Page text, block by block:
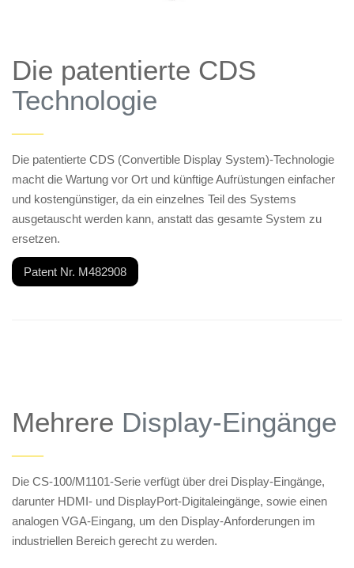
Die patentierte CDS
Technologie
——
Die patentierte CDS (Convertible Display System)-Technologie
macht die Wartung vor Ort und künftige Aufrüstungen einfacher
und kostengünstiger, da ein einzelnes Teil des Systems
ausgetauscht werden kann, anstatt das gesamte System zu
ersetzen.
Patent Nr. M482908
Mehrere Display-Eingänge
——
Die CS-100/M1101-Serie verfügt über drei Display-Eingänge,
darunter HDMI- und DisplayPort-Digitaleingänge, sowie einen
analogen VGA-Eingang, um den Display-Anforderungen im
industriellen Bereich gerecht zu werden.